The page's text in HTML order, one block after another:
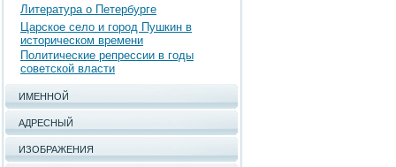
Литература о Петербурге
Царское село и город Пушкин в
историческом времени
Политические репрессии в годы
советской власти
ИМЕННОЙ
АДРЕСНЫЙ
ИЗОБРАЖЕНИЯ